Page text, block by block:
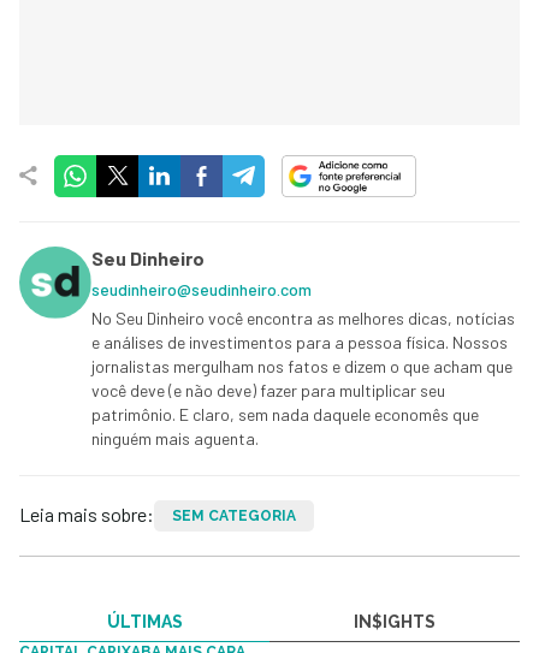
Seu Dinheiro
seudinheiro@seudinheiro.com
No Seu Dinheiro você encontra as melhores dicas, notícias
e análises de investimentos para a pessoa física. Nossos
jornalistas mergulham nos fatos e dizem o que acham que
você deve (e não deve) fazer para multiplicar seu
patrimônio. E claro, sem nada daquele economês que
ninguém mais aguenta.
Leia mais sobre: SEM CATEGORIA
ÚLTIMAS IN$IGHTS